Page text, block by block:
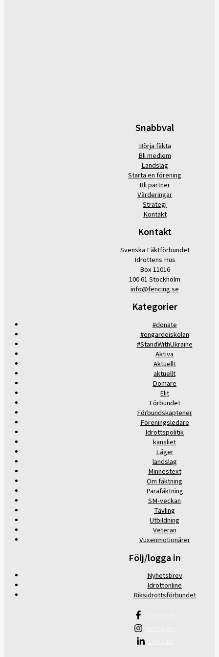
Snabbval
Börja fäkta
Bli medlem
Landslag
Starta en förening
Bli partner
Värderingar
Strategi
Kontakt
Kontakt
Svenska Fäktförbundet
Idrottens Hus
Box 11016
100 61 Stockholm
info@fencing.se
Kategorier
#donate
#engardeiskolan
#StandWithUkraine
Aktiva
Aktuellt
aktuellt
Domare
Elit
Förbundet
Förbundskaptener
Föreningsledare
Idrottspolitik
kansliet
Läger
landslag
Minnestext
Om fäktning
Parafäktning
SM-veckan
Tävling
Utbildning
Veteran
Vuxenmotionärer
Följ/logga in
Nyhetsbrev
Idrottonline
Riksidrottsförbundet